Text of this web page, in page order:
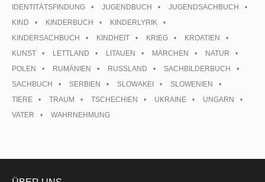
IDENTITÄTSFINDUNG
JUGENDBUCH
JUGENDSACHBUCH
KIND
KINDERBUCH
KINDERLYRIK
KINDERSACHBUCH
KINDHEIT KRIEG
KROATIEN
KUNST
LETTLAND LITAUEN MÄRCHEN
NATUR
POLEN
RUMÄNIEN RUSSLAND
SACHBILDERBUCH
SACHBUCH
SERBIEN SLOWAKEI
SLOWENIEN
TIERE
TRAUM TSCHECHIEN UKRAINE
UNGARN
VATER
WAHRNEHMUNG